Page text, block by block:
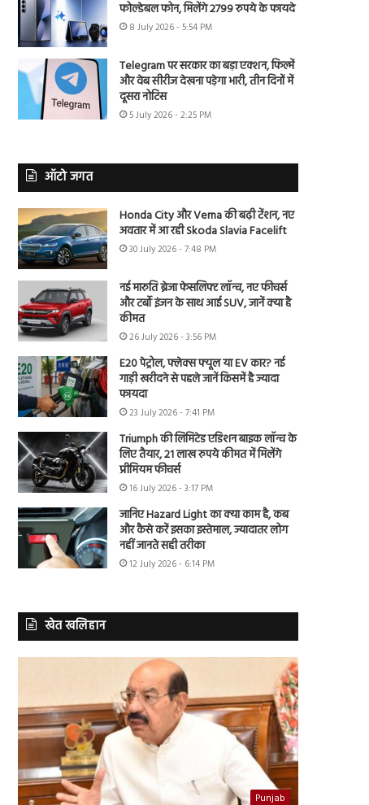
फोल्डेबल फोन, मिलेंगे 2799 रुपये के फायदे
8 July 2026 - 5:54 PM
Telegram पर सरकार का बड़ा एक्शन, फिल्में
और वेब सीरीज देखना पड़ेगा भारी, तीन दिनों में
दूसरा नोटिस
5 July 2026 - 2:25 PM
ऑटो जगत
Honda City और Verna की बढ़ी टेंशन, नए
अवतार में आ रही Skoda Slavia Facelift
30 July 2026 - 7:48 PM
नई मारुति ब्रेजा फेसलिफ्ट लॉन्च, नए फीचर्स
और टर्बो इंजन के साथ आई SUV, जानें क्या है
कीमत
26 July 2026 - 3:56 PM
E20 पेट्रोल, फ्लेक्स फ्यूल या EV कार? नई
गाड़ी खरीदने से पहले जानें किसमें है ज्यादा
फायदा
23 July 2026 - 7:41 PM
Triumph की लिमिटेड एडिशन बाइक लॉन्च के
लिए तैयार, 21 लाख रुपये कीमत में मिलेंगे
प्रीमियम फीचर्स
16 July 2026 - 3:17 PM
जानिए Hazard Light का क्या काम है, कब
और कैसे करें इसका इस्तेमाल, ज्यादातर लोग
नहीं जानते सही तरीका
12 July 2026 - 6:14 PM
खेत खलिहान
Punjab